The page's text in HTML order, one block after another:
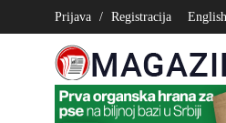
Prijava / Registracija